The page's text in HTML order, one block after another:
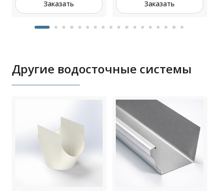
Заказать Заказать
Другие водосточные системы